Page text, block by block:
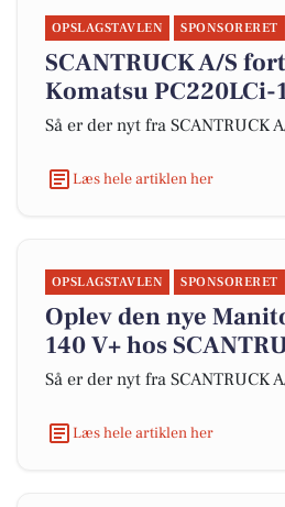
OPSLAGSTAVLEN SPONSORERET
SCANTRUCK A/S
Komatsu PC220LCi-
Så er der nyt fra SCANTRUCK
Læs hele artiklen her
OPSLAGSTAVLEN SPONSORERET
Oplev den nye
140 V+ hos
Så er der nyt fra SCANTRUCK
Læs hele artiklen her